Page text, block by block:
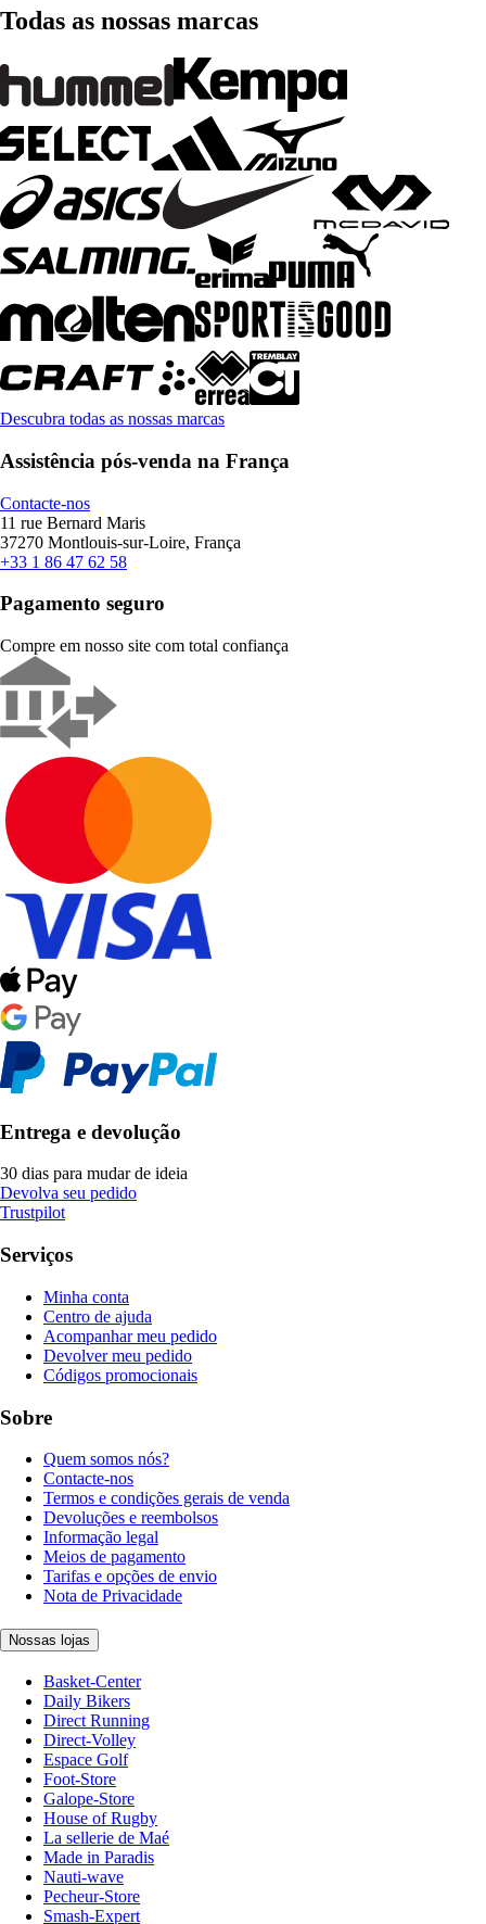
Todas as nossas marcas
Descubra todas as nossas marcas
Assistência pós-venda na França
Contacte-nos
11 rue Bernard Maris
37270 Montlouis-sur-Loire, França
+33 1 86 47 62 58
Pagamento seguro
Compre em nosso site com total confiança
Entrega e devolução
30 dias para mudar de ideia
Devolva seu pedido
Trustpilot
Serviços
Minha conta
Centro de ajuda
Acompanhar meu pedido
Devolver meu pedido
Códigos promocionais
Sobre
Quem somos nós?
Contacte-nos
Termos e condições gerais de venda
Devoluções e reembolsos
Informação legal
Meios de pagamento
Tarifas e opções de envio
Nota de Privacidade
Nossas lojas
Basket-Center
Daily Bikers
Direct Running
Direct-Volley
Espace Golf
Foot-Store
Galope-Store
House of Rugby
La sellerie de Maé
Made in Paradis
Nauti-wave
Pecheur-Store
Smash-Expert